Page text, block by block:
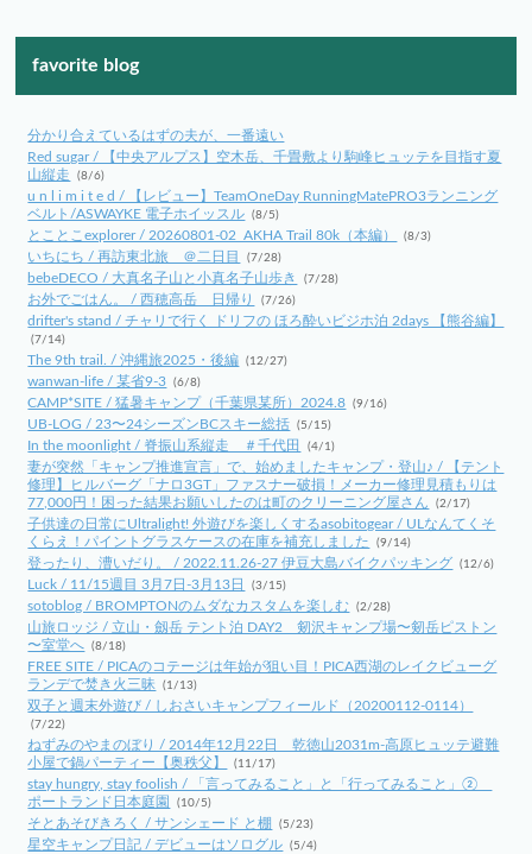
favorite blog
分かり合えているはずの夫が、一番遠い
Red sugar / 【中央アルプス】空木岳、千畳敷より駒峰ヒュッテを目指す夏
山縦走
(8/6)
u n l i m i t e d / 【レビュー】TeamOneDay RunningMatePRO3ランニング
ベルト/ASWAYKE 電子ホイッスル (8/5)
とことこexplorer / 20260801-02_AKHA Trail 80k（本編） (8/3)
いちにち / 再訪東北旅 ＠二日目 (7/28)
bebeDECO / 大真名子山と小真名子山歩き (7/28)
お外でごはん。 / 西穂高岳 日帰り (7/26)
drifter's stand / チャリで行く ドリフの ほろ酔いビジホ泊 2days 【熊谷編】
(7/14)
The 9th trail. / 沖縄旅2025・後編 (12/27)
wanwan-life / 某省9-3 (6/8)
CAMP*SITE / 猛暑キャンプ（千葉県某所）2024.8 (9/16)
UB-LOG / 23〜24シーズンBCスキー総括 (5/15)
In the moonlight / 脊振山系縦走 ＃千代田 (4/1)
妻が突然「キャンプ推進宣言」で、始めましたキャンプ・登山♪ / 【テント
修理】ヒルバーグ「ナロ3GT」ファスナー破損！メーカー修理見積もりは
77,000円！困った結果お願いしたのは町のクリーニング屋さん
(2/17)
子供達の日常にUltralight! 外遊びを楽しくするasobitogear / ULなんてくそ
くらえ！パイントグラスケースの在庫を補充しました
(9/14)
登ったり、漕いだり。 / 2022.11.26-27 伊豆大島バイクパッキング (12/6)
Luck / 11/15週目 3月7日-3月13日 (3/15)
sotoblog / BROMPTONのムダなカスタムを楽しむ (2/28)
山旅ロッジ / 立山・劔岳 テント泊 DAY2 剱沢キャンプ場〜剱岳ピストン
〜室堂へ (8/18)
FREE SITE / PICAのコテージは年始が狙い目！PICA西湖のレイクビューグ
ランデで焚き火三昧
(1/13)
双子と週末外遊び / しおさいキャンプフィールド（20200112-0114）
(7/22)
ねずみのやまのぼり / 2014年12月22日 乾徳山2031m-高原ヒュッテ避難
小屋で鍋パーティー【奥秩父】
(11/17)
stay hungry, stay foolish / 「言ってみること」と「行ってみること」②
ポートランド日本庭園
(10/5)
そとあそびきろく / サンシェード と棚 (5/23)
星空キャンプ日記 / デビューはソログル (5/4)